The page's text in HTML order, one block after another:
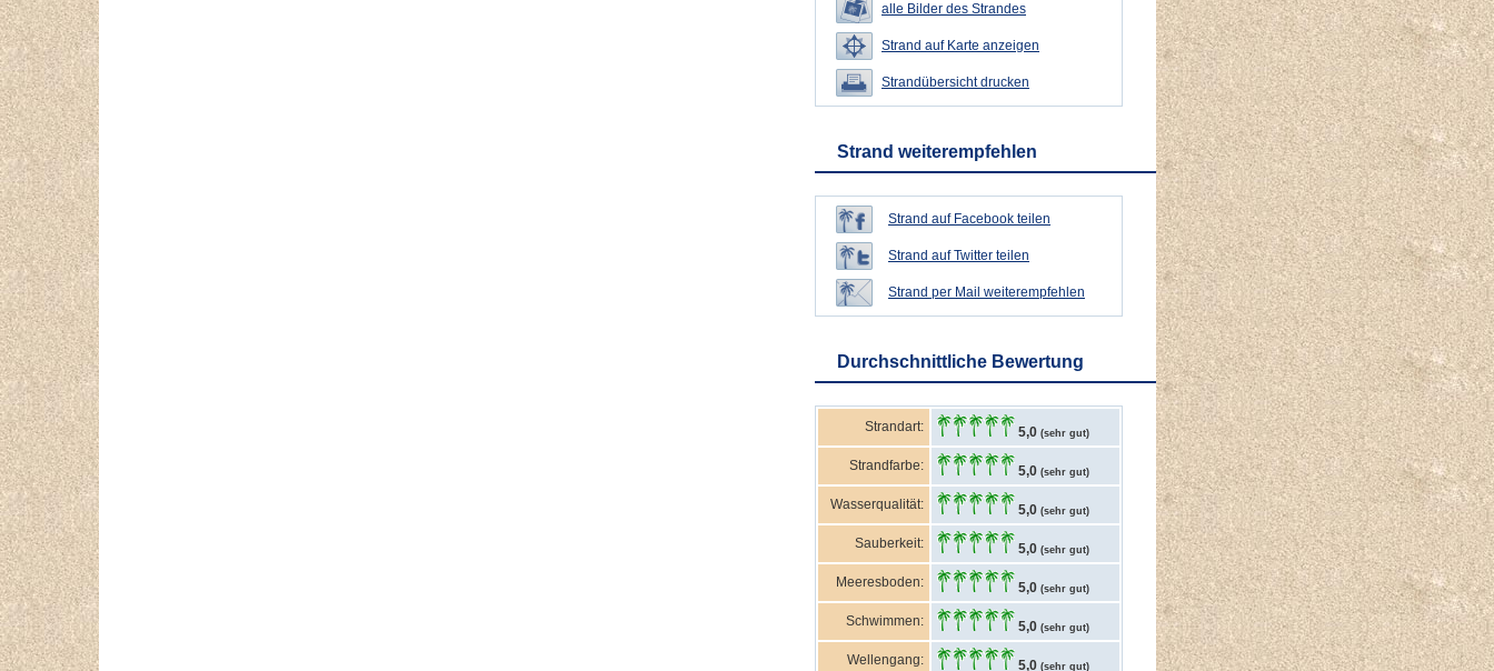
alle Bilder des Strandes
Strand auf Karte anzeigen
Strandübersicht drucken
Strand weiterempfehlen
Strand auf Facebook teilen
Strand auf Twitter teilen
Strand per Mail weiterempfehlen
Durchschnittliche Bewertung
Strandart: 5,0 (sehr gut)
Strandfarbe: 5,0 (sehr gut)
Wasserqualität: 5,0 (sehr gut)
Sauberkeit: 5,0 (sehr gut)
Meeresboden: 5,0 (sehr gut)
Schwimmen: 5,0 (sehr gut)
Wellengang: 5,0 (sehr gut)